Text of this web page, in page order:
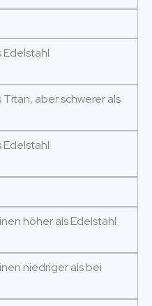
Edelstahl
Titan, aber schwerer als
Edelstahl
höher als Edelstahl
niedriger als bei